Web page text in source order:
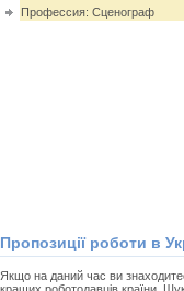
Профессия: Сценограф
Пропозиції роботи в
Якщо на даний час ви